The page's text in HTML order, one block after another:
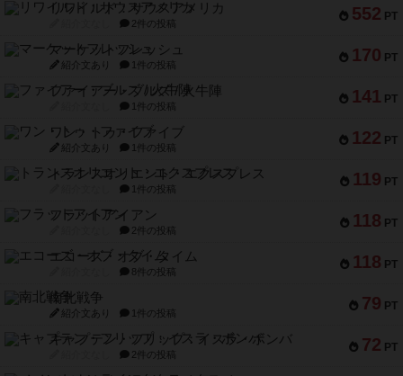
552 PT
リワイルド：サウスアメリカ
2件の投稿
170 PT
マーケットフレッシュ
紹介文あり 1件の投稿
141 PT
ファイアー・ブルズ / 火牛陣
1件の投稿
122 PT
ワン・トゥ・ファイブ
紹介文あり 1件の投稿
119 PT
トランスオリエント・エクスプレス
1件の投稿
118 PT
フラットアイアン
2件の投稿
118 PT
エコーズ・オブ・タイム
8件の投稿
79 PT
南北戦争
紹介文あり 1件の投稿
72 PT
キャプテン・フリップ：イスラ・ボンバ
2件の投稿